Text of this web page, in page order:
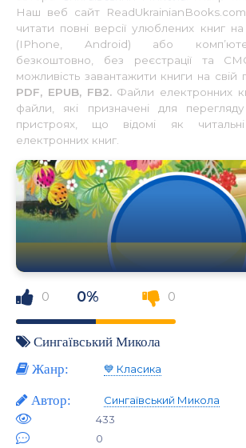
Наш веб сайт
читати повні версії улюблених книг
(IPhone, Android) або
безкоштовно, без реєстрації та
можливість завантажити книги на свій
PDF, EPUB, FB2.Файли електронних
файли, які призначені для
пристроях, що відомі як
електронних книг.
0 0% 0
Сингаївський Микола
Жанр:
💙 Класика
Автор:
Сингаївський Микола
433
0